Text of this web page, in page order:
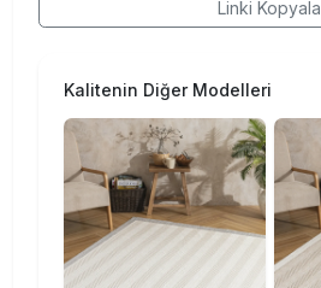
Linki Kopyala
Kalitenin Diğer Modelleri